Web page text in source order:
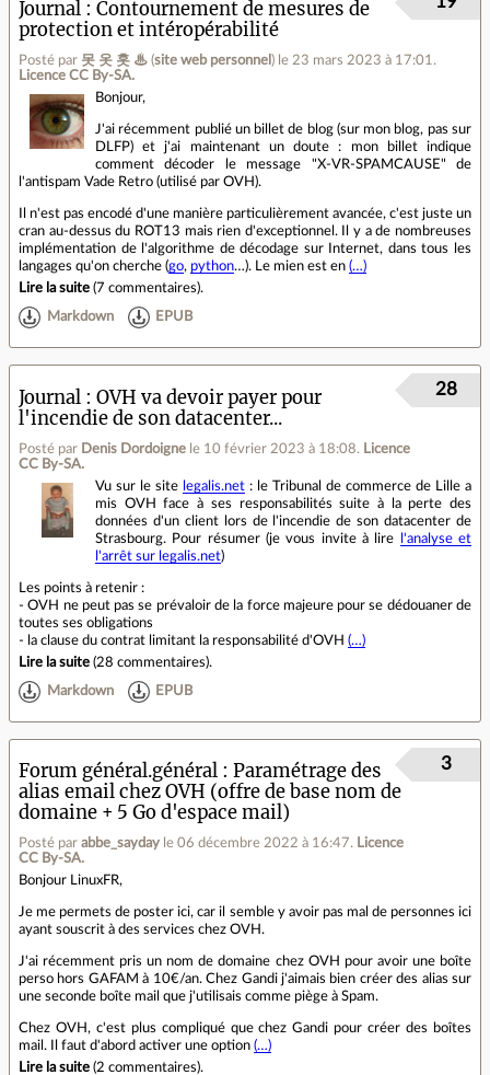
Journal
Contournement de mesures de
protection et intéropérabilité
Posté par 못 옷 홋 ♨ (site web personnel ) le 23 mars 2023 à 17:01 .
Licence CC By‑SA.
Bonjour,
J'ai récemment publié un billet de blog (sur mon blog, pas sur
DLFP) et j'ai maintenant un doute : mon billet indique
comment décoder le message "X-VR-SPAMCAUSE" de
l'antispam Vade Retro (utilisé par OVH).
Il n'est pas encodé d'une manière particulièrement avancée, c'est juste un
cran au-dessus du ROT13 mais rien d'exceptionnel. Il y a de nombreuses
implémentation de l'algorithme de décodage sur Internet, dans tous les
langages qu'on cherche (go, python…). Le mien est en (…)
Lire la suite (7 commentaires).
Markdown EPUB
Journal
OVH va devoir payer pour
l'incendie de son datacenter...
Posté par Denis Dordoigne le 10 février 2023 à 18:08. Licence
CC By‑SA.
28
Vu sur le site legalis.net : le Tribunal de commerce de Lille a
mis OVH face à ses responsabilités suite à la perte des
données d'un client lors de l'incendie de son datacenter de
Strasbourg. Pour résumer (je vous invite à lire
l'analyse et
l'arrêt sur legalis.net)
Les points à retenir :
- OVH ne peut pas se prévaloir de la force majeure pour se dédouaner de
toutes ses obligations
- la clause du contrat limitant la responsabilité d'OVH (…)
Lire la suite (28 commentaires).
Markdown EPUB
Forum général.général
Paramétrage des
alias email chez OVH (offre de base nom de
domaine + 5 Go d'espace mail)
Posté par abbe_sayday le 06 décembre 2022 à 16:47. Licence
CC By‑SA.
3
Bonjour LinuxFR,
Je me permets de poster ici, car il semble y avoir pas mal de personnes ici
ayant souscrit à des services chez OVH.
J'ai récemment pris un nom de domaine chez OVH pour avoir une boîte
perso hors GAFAM à 10€/an. Chez Gandi j'aimais bien créer des alias sur
une seconde boîte mail que j'utilisais comme piège à Spam.
Chez OVH, c'est plus compliqué que chez Gandi pour créer des boîtes
mail. Il faut d'abord activer une option (…)
Lire la suite (2 commentaires).